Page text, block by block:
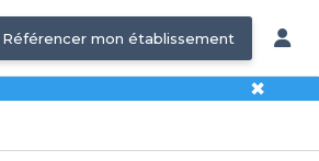
Référencer mon établissement
✖